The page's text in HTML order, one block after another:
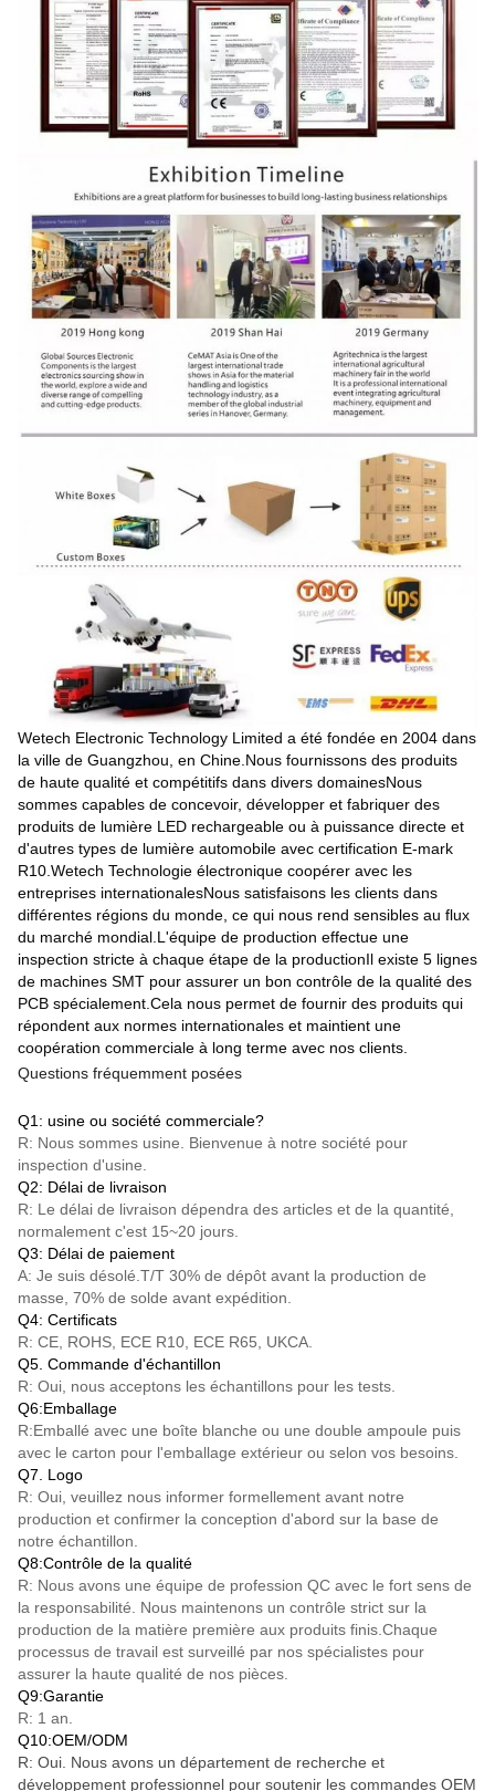
Wetech Electronic Technology Limited a été fondée en 2004 dans
la ville de Guangzhou, en Chine.Nous fournissons des produits
de haute qualité et compétitifs dans divers domainesNous
sommes capables de concevoir, développer et fabriquer des
produits de lumière LED rechargeable ou à puissance directe et
d'autres types de lumière automobile avec certification E-mark
R10.Wetech Technologie électronique coopérer avec les
entreprises internationalesNous satisfaisons les clients dans
différentes régions du monde, ce qui nous rend sensibles au flux
du marché mondial.L'équipe de production effectue une
inspection stricte à chaque étape de la productionIl existe 5 lignes
de machines SMT pour assurer un bon contrôle de la qualité des
PCB spécialement.Cela nous permet de fournir des produits qui
répondent aux normes internationales et maintient une
coopération commerciale à long terme avec nos clients.
Questions fréquemment posées
Q1: usine ou société commerciale?
R: Nous sommes usine. Bienvenue à notre société pour
inspection d'usine.
Q2: Délai de livraison
R: Le délai de livraison dépendra des articles et de la quantité,
normalement c'est 15~20 jours.
Q3: Délai de paiement
A: Je suis désolé. T/T 30% de dépôt avant la production de
masse, 70% de solde avant expédition.
Q4: Certificats
R: CE, ROHS, ECE R10, ECE R65, UKCA.
Q5. Commande d'échantillon
R: Oui, nous acceptons les échantillons pour les tests.
Q6:Emballage
R:Emballé avec une boîte blanche ou une double ampoule puis
avec le carton pour l'emballage extérieur ou selon vos besoins.
Q7. Logo
R: Oui, veuillez nous informer formellement avant notre
production et confirmer la conception d'abord sur la base de
notre échantillon.
Q8:Contrôle de la qualité
R: Nous avons une équipe de profession QC avec le fort sens de
la responsabilité. Nous maintenons un contrôle strict sur la
production de la matière première aux produits finis.Chaque
processus de travail est surveillé par nos spécialistes pour
assurer la haute qualité de nos pièces.
Q9:Garantie
R: 1 an.
Q10:OEM/ODM
R: Oui. Nous avons un département de recherche et
développement professionnel pour soutenir les commandes OEM